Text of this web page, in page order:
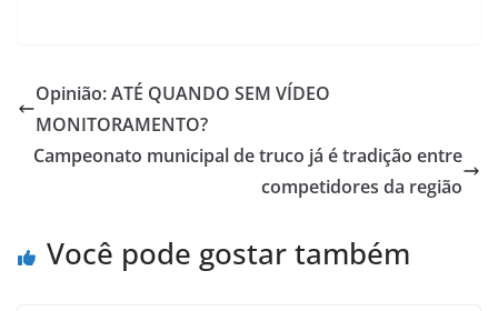
Opinião: ATÉ QUANDO SEM VÍDEO
MONITORAMENTO?
Campeonato municipal de truco já é tradição entre
competidores da região
Você pode gostar também